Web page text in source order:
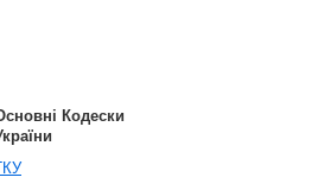
Кодески